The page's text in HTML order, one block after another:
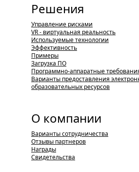
Решения
Управление рисками
VR - виртуальная реальность
Используемые технологии
Эффективность
Примеры
Загрузка ПО
Программно-аппаратные
Варианты предоставления
образовательных ресурсов
О компании
Варианты сотрудничества
Отзывы партнеров
Награды
Свидетельства